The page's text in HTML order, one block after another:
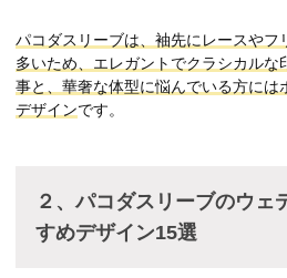
パコダスリーブは、袖先にレースやフ
多いため、エレガントでクラシカルな
事と、華奢な体型に悩んでいる方には
デザインです。
２、パコダスリーブのウェ
すめデザイン15選